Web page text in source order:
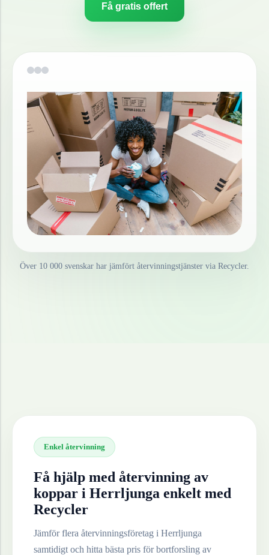
Få gratis offert
Över 10 000 svenskar har jämfört återvinningstjänster via Recycler.
Enkel återvinning
Få hjälp med återvinning av
koppar i Herrljunga enkelt med
Recycler
Jämför flera återvinningsföretag i Herrljunga
samtidigt och hitta bästa pris för bortforsling av